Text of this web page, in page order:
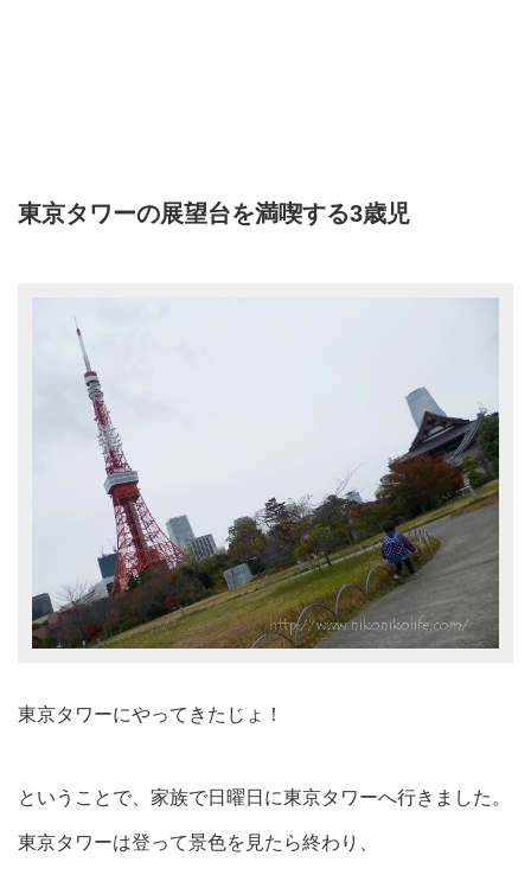
東京タワーの展望台を満喫する3歳児
東京タワーにやってきたじょ！
ということで、家族で日曜日に東京タワーへ行きました。
東京タワーは登って景色を見たら終わり、